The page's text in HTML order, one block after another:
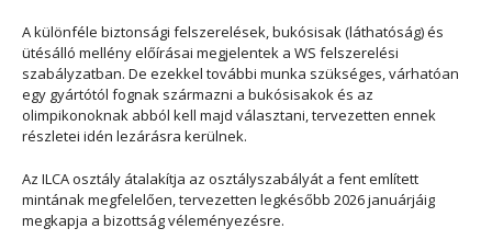
A különféle biztonsági felszerelések, bukósisak (láthatóság) és
ütésálló mellény előírásai megjelentek a WS felszerelési
szabályzatban. De ezekkel további munka szükséges, várhatóan
egy gyártótól fognak származni a bukósisakok és az
olimpikonoknak abból kell majd választani, tervezetten ennek
részletei idén lezárásra kerülnek.
Az ILCA osztály átalakítja az osztályszabályát a fent említett
mintának megfelelően, tervezetten legkésőbb 2026 januárjáig
megkapja a bizottság véleményezésre.